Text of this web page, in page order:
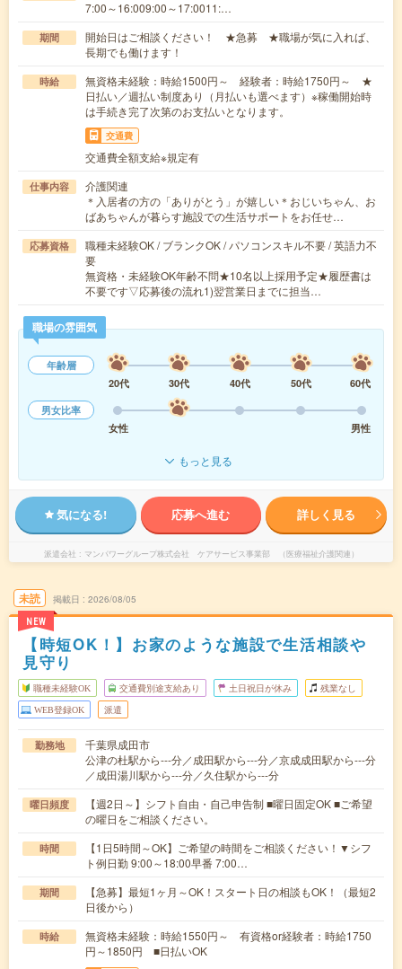
7:00～16:009:00～17:0011:…
期間
開始日はご相談ください！ ★急募 ★職場が気に入れば、
長期でも働けます！
時給
無資格未経験：時給1500円～ 経験者：時給1750円～ ★
日払い／週払い制度あり（月払いも選べます）※稼働開始時
は手続き完了次第のお支払いとなります。
交通費
交通費全額支給※規定有
仕事内容
介護関連
＊入居者の方の「ありがとう」が嬉しい＊おじいちゃん、お
ばあちゃんが暮らす施設での生活サポートをお任せ…
応募資格
職種未経験OK / ブランクOK / パソコンスキル不要 / 英語力不
要
無資格・未経験OK年齢不問★10名以上採用予定★履歴書は
不要です▽応募後の流れ1)翌営業日までに担当…
職場の雰囲気
年齢層
20代
30代 40代 50代
60代
男女比率
女性
男性
もっと見る
気になる! 応募へ進む 詳しく見る
派遣会社 マンパワーグループ株式会社 ケアサービス事業部 （医療福祉介護関連）
未読
NEW
掲載日 2026/08/05
【時短OK！】お家のような施設で生活相談や
見守り
職種未経験OK 交通費別途支給あり 土日祝日が休み 残業なし
WEB登録OK 派遣
勤務地
千葉県成田市
公津の杜駅から---分／成田駅から---分／京成成田駅から---分
／成田湯川駅から---分／久住駅から---分
曜日頻度
【週2日～】シフト自由・自己申告制 ■曜日固定OK ■ご希望
の曜日をご相談ください。
時間
【1日5時間～OK】ご希望の時間をご相談ください！▼シフ
ト例日勤 9:00～18:00早番 7:00…
期間
【急募】最短1ヶ月～OK！スタート日の相談もOK！（最短2
日後から）
時給
無資格未経験：時給1550円～ 有資格or経験者：時給1750
円～1850円 ■日払いOK